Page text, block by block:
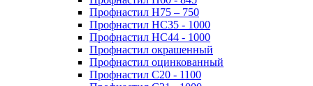
Профнастил Н75 – 750
Профнастил НС35 - 1000
Профнастил НС44 - 1000
Профнастил окрашенный
Профнастил оцинкованный
Профнастил С20 - 1100